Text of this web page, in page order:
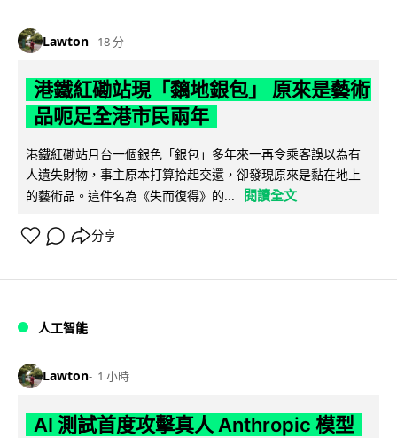
Lawton 18 分
港鐵紅磡站現「黐地銀包」 原來是藝術
品呃足全港市民兩年
港鐵紅磡站月台一個銀色「銀包」多年來一再令乘客誤以為有
人遺失財物，事主原本打算拾起交還，卻發現原來是黏在地上
的藝術品。這件名為《失而復得》的...
閱讀全文
分享
人工智能
Lawton 1 小時
AI 測試首度攻擊真人 Anthropic 模型